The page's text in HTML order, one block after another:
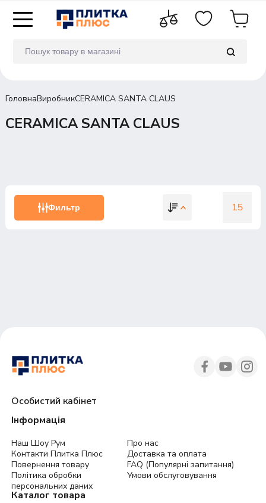
ГоловнаВиробникCERAMICA SANTA CLAUS
CERAMICA SANTA CLAUS
Фильтр 15
Особистий кабінет
Інформація
Наш Шоу Рум
Про нас
Контакти Плитка Плюс
Доставка та оплата
Повернення товару
FAQ (Популярні запитання)
Політика обробки
персональних даних
Умови обслуговування
Каталог товара